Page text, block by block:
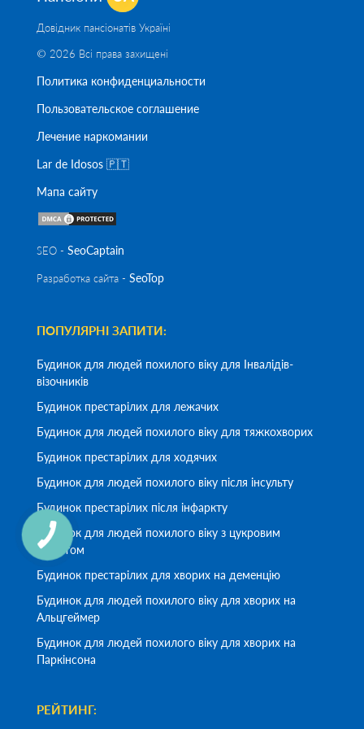
Довідник пансіонатів Україні
© 2026 Всі права захищені
Политика конфиденциальности
Пользовательское соглашение
Лечение наркомании
Lar de Idosos 🇵🇹
Мапа сайту
SEO - SeoСaptain
Разработка сайта - SeoTop
ПОПУЛЯРНІ ЗАПИТИ:
Будинок для людей похилого віку для Інвалідів-
візочників
Будинок престарілих для лежачих
Будинок для людей похилого віку для тяжкохворих
Будинок престарілих для ходячих
Будинок для людей похилого віку після інсульту
Будинок престарілих після інфаркту
Будинок для людей похилого віку з цукровим
діабетом
Будинок престарілих для хворих на деменцію
Будинок для людей похилого віку для хворих на
Альцгеймер
Будинок для людей похилого віку для хворих на
Паркінсона
РЕЙТИНГ: